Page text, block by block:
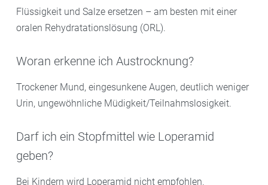
Flüssigkeit und Salze ersetzen – am besten mit einer
oralen Rehydratationslösung (ORL).
Woran erkenne ich Austrocknung?
Trockener Mund, eingesunkene Augen, deutlich weniger
Urin, ungewöhnliche Müdigkeit/Teilnahmslosigkeit.
Darf ich ein Stopfmittel wie Loperamid
geben?
Bei Kindern wird Loperamid nicht empfohlen.